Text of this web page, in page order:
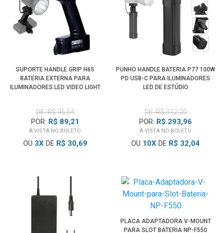
SUPORTE HANDLE GRIP H65
BATERIA EXTERNA PARA
ILUMINADORES LED VIDEO LIGHT
DE: R$ 95,54
POR: R$ 89,21
À VISTA NO BOLETO
OU 3XDE R$ 30,69
PUNHO HANDLE BATERIA P77 100W
PD USB-C PARA ILUMINADORES
LED DE ESTÚDIO
DE: R$ 312,20
POR: R$ 293,96
À VISTA NO BOLETO
OU 10X DE R$ 32,04
PLACA ADAPTADORA V-MOUNT
PARA SLOT BATERIA NP-F550